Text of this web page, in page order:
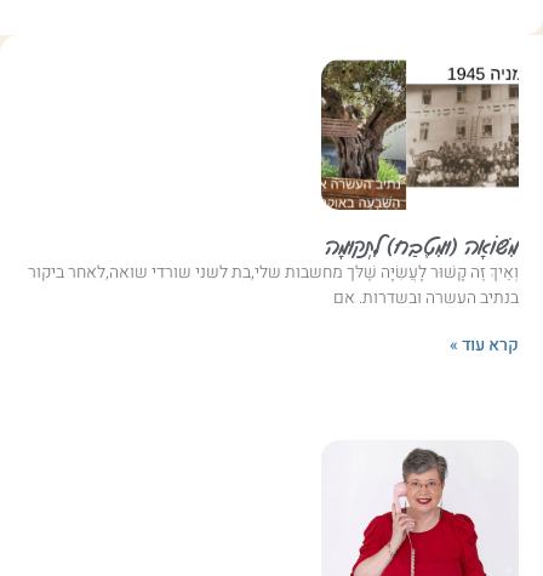
מִשּׁוֹאָה (וּמִטֶבַח) לִתְקוּמָה
וְאֵיךְ זֶה קָשׁוּר לָעֲשִׂיָּה שֶׁלּך מחשבות שלי,בת לשני שורדי שואה,לאחר ביקור
בנתיב העשרה ובשדרות. אם
קרא עוד »